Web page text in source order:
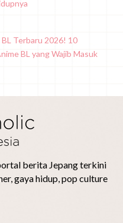
Terbaru 2026! 10
BL yang Wajib Masuk
berita Jepang terkini
gaya hidup, pop culture